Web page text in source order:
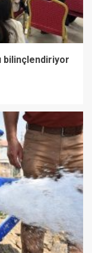
bilinçlendiriyor